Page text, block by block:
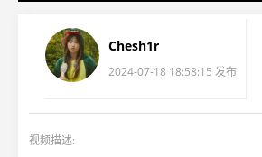
Chesh1r
2024-07-18 18:58:15 发布
视频描述: